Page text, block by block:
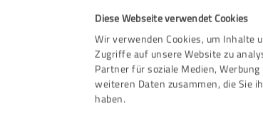
Diese Webseite verwendet Cookies
Wir verwenden Cookies, um Inhalte
Zugriffe auf unsere Website zu
Partner für soziale Medien,
weiteren Daten zusammen, die Sie
haben.
própria vontade - suas
ser influenciado por dinheiro